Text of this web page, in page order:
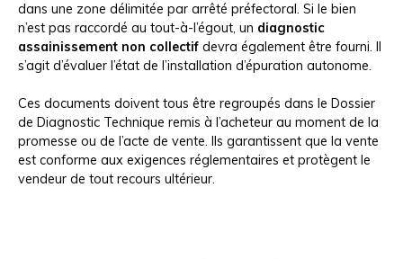
dans une zone délimitée par arrêté préfectoral. Si le bien
n’est pas raccordé au tout-à-l’égout, un diagnostic
assainissement non collectif devra également être fourni. Il
s’agit d’évaluer l’état de l’installation d’épuration autonome.
Ces documents doivent tous être regroupés dans le Dossier
de Diagnostic Technique remis à l’acheteur au moment de la
promesse ou de l’acte de vente. Ils garantissent que la vente
est conforme aux exigences réglementaires et protègent le
vendeur de tout recours ultérieur.